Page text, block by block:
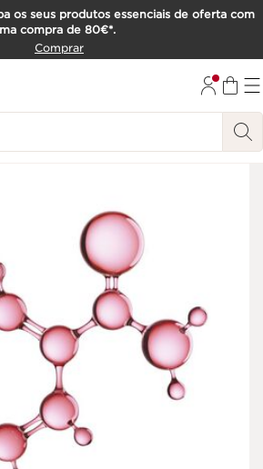
os seus produtos essenciais de oferta com
compra de 80€*.
Comprar